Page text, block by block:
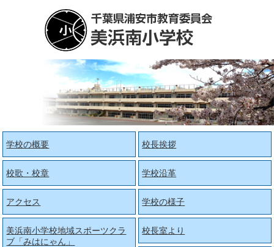
学校の概要 校長挨拶
校歌・校章 学校沿革
アクセス 学校の様子
美浜南小学校地域スポーツクラ
ブ「みはにゃん」
校長室より